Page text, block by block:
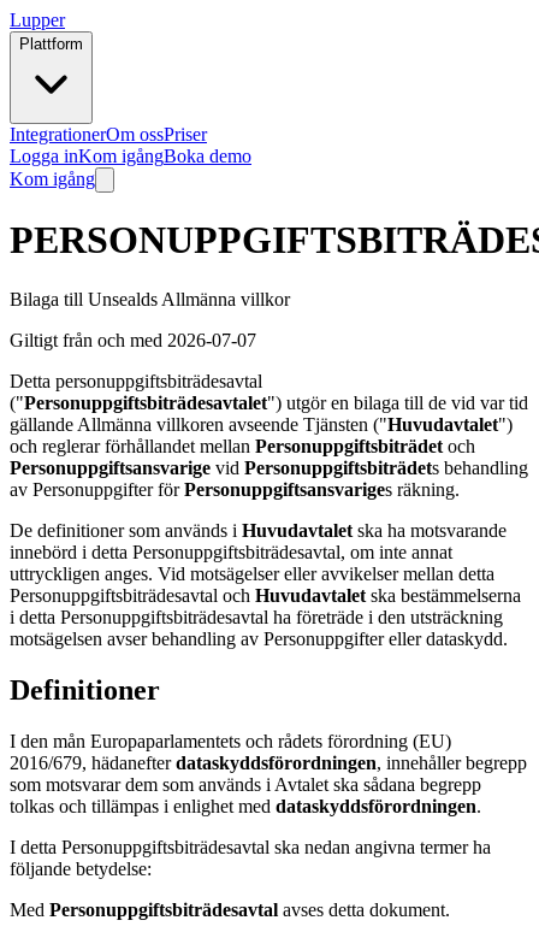
Lupper
Plattform
IntegrationerOm ossPriser
Logga inKom igångBoka demo
Kom igång
Bilaga till Unsealds Allmänna villkor
Giltigt från och med 2026-07-07
Detta personuppgiftsbiträdesavtal
("Personuppgiftsbiträdesavtalet") utgör en bilaga till de vid var tid
gällande Allmänna villkoren avseende Tjänsten ("Huvudavtalet")
och reglerar förhållandet mellan Personuppgiftsbiträdet och
Personuppgiftsansvarige vid Personuppgiftsbiträdets behandling
av Personuppgifter förPersonuppgiftsansvariges räkning.
De definitioner som används i Huvudavtalet ska ha motsvarande
innebörd i detta Personuppgiftsbiträdesavtal, om inte annat
uttryckligen anges. Vid motsägelser eller avvikelser mellan detta
Personuppgiftsbiträdesavtal och Huvudavtalet ska bestämmelserna
i detta Personuppgiftsbiträdesavtal ha företräde i den utsträckning
motsägelsen avser behandling av Personuppgifter eller dataskydd.
Definitioner
I den mån Europaparlamentets och rådets förordning (EU)
2016/679, hädanefterdataskyddsförordningen, innehåller begrepp
som motsvarar dem som används i Avtalet ska sådana begrepp
tolkas och tillämpas i enlighet med dataskyddsförordningen.
I detta Personuppgiftsbiträdesavtal ska nedan angivna termer ha
följande betydelse:
Med Personuppgiftsbiträdesavtal avses detta dokument.